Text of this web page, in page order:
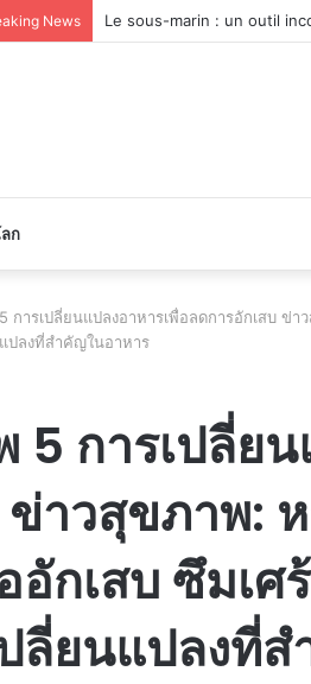
News Le marché du véhicule
ก
การเปลี่ยนแปลงอาหารเพื่อลดการอักเสบ ข่
ปลงที่สำคัญในอาหาร
5 การเปลี่ย
ข่าวสุขภาพ:
อักเสบ ซึมเ
ลี่ยนแปลงที่